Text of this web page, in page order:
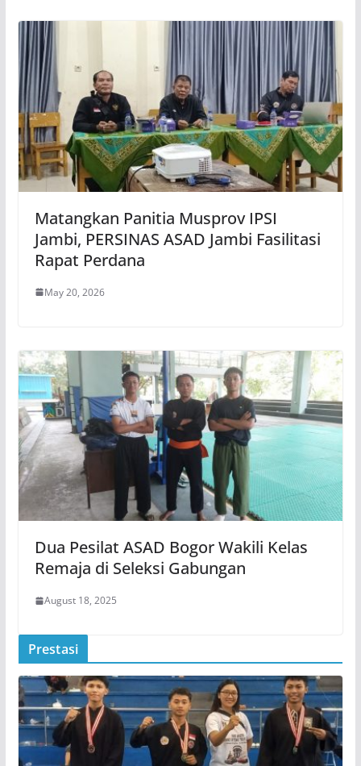
Matangkan Panitia Musprov IPSI
Jambi, PERSINAS ASAD Jambi Fasilitasi
Rapat Perdana
May 20, 2026
Dua Pesilat ASAD Bogor Wakili Kelas
Remaja di Seleksi Gabungan
August 18, 2025
Prestasi